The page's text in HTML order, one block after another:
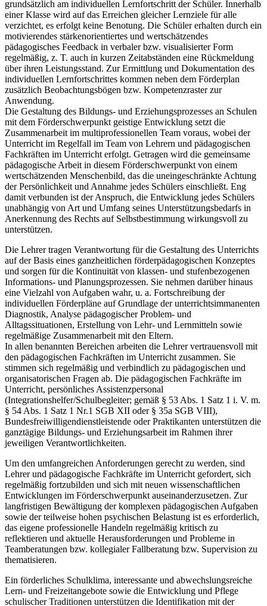
grundsätzlich am individuellen Lernfortschritt der Schüler. Innerhalb
einer Klasse wird auf das Erreichen gleicher Lernziele für alle
verzichtet, es erfolgt keine Benotung. Die Schüler erhalten durch ein
motivierendes stärkenorientiertes und wertschätzendes
pädagogisches Feedback in verbaler bzw. visualisierter Form
regelmäßig, z. T. auch in kurzen Zeitabständen eine Rückmeldung
über ihren Leistungsstand. Zur Ermittlung und Dokumentation des
individuellen Lernfortschrittes kommen neben dem Förderplan
zusätzlich Beobachtungsbögen bzw. Kompetenzraster zur
Anwendung.
Die Gestaltung des Bildungs- und Erziehungsprozesses an Schulen
mit dem Förderschwerpunkt geistige Entwicklung setzt die
Zusammenarbeit im multiprofessionellen Team voraus, wobei der
Unterricht im Regelfall im Team von Lehrern und pädagogischen
Fachkräften im Unterricht erfolgt. Getragen wird die gemeinsame
pädagogische Arbeit in diesem Förderschwerpunkt von einem
wertschätzenden Menschenbild, das die uneingeschränkte Achtung
der Persönlichkeit und Annahme jedes Schülers einschließt. Eng
damit verbunden ist der Anspruch, die Entwicklung jedes Schülers
unabhängig von Art und Umfang seines Unterstützungsbedarfs in
Anerkennung des Rechts auf Selbstbestimmung wirkungsvoll zu
unterstützen.
Die Lehrer tragen Verantwortung für die Gestaltung des Unterrichts
auf der Basis eines ganzheitlichen förderpädagogischen Konzeptes
und sorgen für die Kontinuität von klassen- und stufenbezogenen
Informations- und Planungsprozessen. Sie nehmen darüber hinaus
eine Vielzahl von Aufgaben wahr, u. a. Fortschreibung der
individuellen Förderpläne auf Grundlage der unterrichtsimmanenten
Diagnostik, Analyse pädagogischer Problem- und
Alltagssituationen, Erstellung von Lehr- und Lernmitteln sowie
regelmäßige Zusammenarbeit mit den Eltern.
In allen benannten Bereichen arbeiten die Lehrer vertrauensvoll mit
den pädagogischen Fachkräften im Unterricht zusammen. Sie
stimmen sich regelmäßig und verbindlich zu pädagogischen und
organisatorischen Fragen ab. Die pädagogischen Fachkräfte im
Unterricht, persönliches Assistenzpersonal
(Integrationshelfer/Schulbegleiter; gemäß § 53 Abs. 1 Satz 1 i. V. m.
§ 54 Abs. 1 Satz 1 Nr.1 SGB XII oder § 35a SGB VIII),
Bundesfreiwilligendienstleistende oder Praktikanten unterstützen die
ganztägige Bildungs- und Erziehungsarbeit im Rahmen ihrer
jeweiligen Verantwortlichkeiten.
Um den umfangreichen Anforderungen gerecht zu werden, sind
Lehrer und pädagogische Fachkräfte im Unterricht gefordert, sich
regelmäßig fortzubilden und sich mit neuen wissenschaftlichen
Entwicklungen im Förderschwerpunkt auseinanderzusetzen. Zur
langfristigen Bewältigung der komplexen pädagogischen Aufgaben
sowie der teilweise hohen psychischen Belastung ist es erforderlich,
das eigene professionelle Handeln regelmäßig kritisch zu
reflektieren und aktuelle Herausforderungen und Probleme in
Teamberatungen bzw. kollegialer Fallberatung bzw. Supervision zu
thematisieren.
Ein förderliches Schulklima, interessante und abwechslungsreiche
Lern- und Freizeitangebote sowie die Entwicklung und Pflege
schulischer Traditionen unterstützen die Identifikation mit der